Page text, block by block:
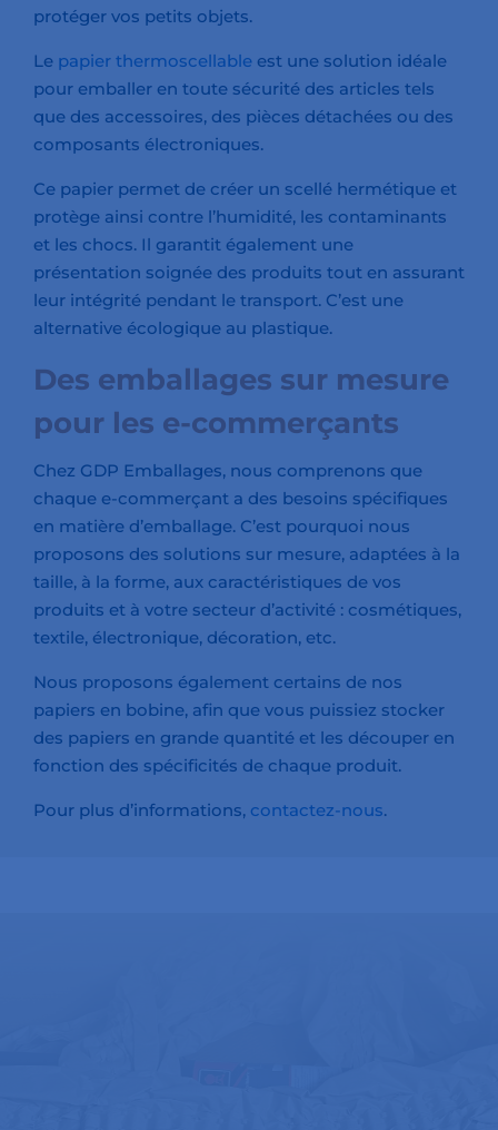
protéger vos petits objets.
Le papier thermoscellable est une solution idéale
pour emballer en toute sécurité des articles tels
que des accessoires, des pièces détachées ou des
composants électroniques.
Ce papier permet de créer un scellé hermétique et
protège ainsi contre l’humidité, les contaminants
et les chocs. Il garantit également une
présentation soignée des produits tout en assurant
leur intégrité pendant le transport. C’est une
alternative écologique au plastique.
Des emballages sur mesure
pour les e-commerçants
Chez GDP Emballages, nous comprenons que
chaque e-commerçant a des besoins spécifiques
en matière d’emballage. C’est pourquoi nous
proposons des solutions sur mesure, adaptées à la
taille, à la forme, aux caractéristiques de vos
produits et à votre secteur d’activité : cosmétiques,
textile, électronique, décoration, etc.
Nous proposons également certains de nos
papiers en bobine, afin que vous puissiez stocker
des papiers en grande quantité et les découper en
fonction des spécificités de chaque produit.
Pour plus d’informations, contactez-nous.